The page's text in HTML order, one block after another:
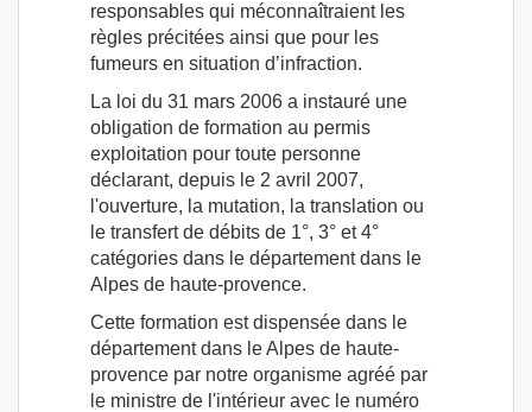
responsables qui méconnaîtraient les
règles précitées ainsi que pour les
fumeurs en situation d’infraction.
La loi du 31 mars 2006 a instauré une
obligation de formation au permis
exploitation pour toute personne
déclarant, depuis le 2 avril 2007,
l'ouverture, la mutation, la translation ou
le transfert de débits de 1°, 3° et 4°
catégories dans le département dans le
Alpes de haute-provence.
Cette formation est dispensée dans le
département dans le Alpes de haute-
provence par notre organisme agréé par
le ministre de l'intérieur avec le numéro